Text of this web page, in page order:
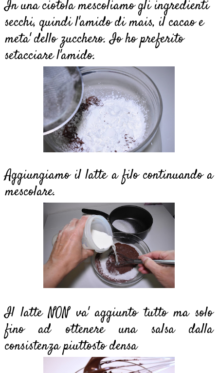
In una ciotola mescoliamo gli ingredienti
secchi, quindi l'amido di mais, il cacao e
meta' dello zucchero. Io ho preferito
setacciare l'amido.
Aggiungiamo il latte a filo continuando a
mescolare.
Il latte NON va' aggiunto tutto ma solo
fino ad ottenere una salsa dalla
consistenza piuttosto densa